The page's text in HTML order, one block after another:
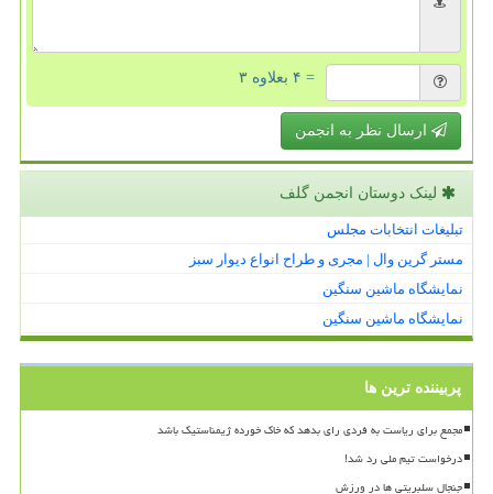
= ۴ بعلاوه ۳
ارسال نظر به انجمن
لینک دوستان انجمن گلف
تبلیغات انتخابات مجلس
مستر گرین وال | مجری و طراح انواع دیوار سبز
نمایشگاه ماشین سنگین
نمایشگاه ماشین سنگین
پربیننده ترین ها
مجمع برای ریاست به فردی رای بدهد که خاک خورده ژیمناستیک باشد
درخواست تیم ملی رد شد!
جنجال سلبریتی ها در ورزش